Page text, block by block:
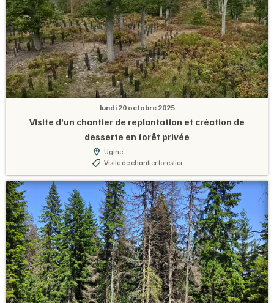
lundi 20 octobre 2025
Visite d’un chantier de replantation et création de
desserte en forêt privée
Ugine
Visite de chantier forestier